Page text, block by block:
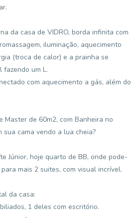
da casa de VIDRO, borda infinita com
iluminação, aquecimento
(troca de calor) e a prainha se
um L.
com aquecimento a gás, além do
Master de 60m2, com Banheira no
sua cama vendo a lua cheia?
Júnior, hoje quarto de BB, onde pode-
mais 2 suites, com visual incrível.
da casa:
1 deles com escritório.